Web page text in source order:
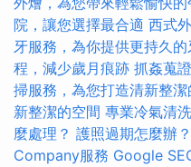
院，讓您選擇最合適 西式
牙服務，為你提供更持久
程，減少歲月痕跡 抓姦蒐
掃服務，為您打造清新整潔
新整潔的空間 專業冷氣清
麼處理？ 護照過期怎麼辦
Company服務 Google